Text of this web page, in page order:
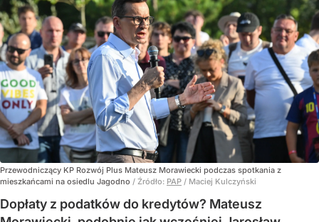
Przewodniczący KP Rozwój Plus Mateusz Morawiecki podczas spotkania z
mieszkańcami na osiedlu Jagodno / Źródło: PAP / Maciej Kulczyński
Dopłaty z podatków do kredytów? Mateusz